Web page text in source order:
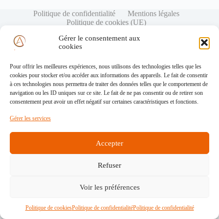
Gérer le consentement aux
cookies
Pour offrir les meilleures expériences, nous utilisons des technologies telles que les
cookies pour stocker et/ou accéder aux informations des appareils. Le fait de consentir
à ces technologies nous permettra de traiter des données telles que le comportement de
navigation ou les ID uniques sur ce site. Le fait de ne pas consentir ou de retirer son
consentement peut avoir un effet négatif sur certaines caractéristiques et fonctions.
Gérer les services
Accepter
Refuser
Voir les préférences
Politique de cookiesPolitique de confidentialitéPolitique de confidentialité
Politique de confidentialité
Mentions légales
Politique de cookies (UE)